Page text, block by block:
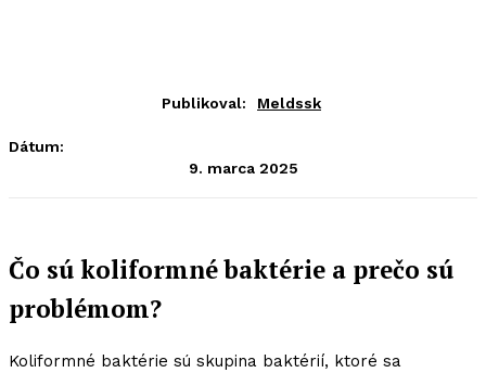
Publikoval: Meldssk
Dátum:
9. marca 2025
Čo sú koliformné baktérie a prečo sú
problémom?
Koliformné baktérie sú skupina baktérií, ktoré sa